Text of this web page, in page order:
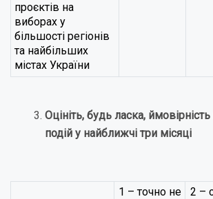
проєктів на
виборах у
більшості регіонів
та найбільших
містах України
Оцініть, будь ласка,
подій у найближчі три місяці
1 – точно не
2 –